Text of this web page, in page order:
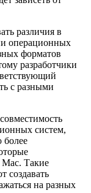
различия в
операционных
форматов
разработчики
с разными
систем,
более
Такие
создавать
на разных